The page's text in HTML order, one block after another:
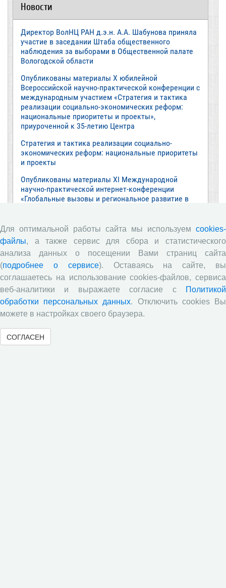
Новости
Директор ВолНЦ РАН д.э.н. А.А. Шабунова приняла
участие в заседании Штаба общественного
наблюдения за выборами в Общественной палате
Вологодской области
Опубликованы материалы X юбилейной
Всероссийской научно-практической конференции с
международным участием «Стратегия и тактика
реализации социально-экономических реформ:
национальные приоритеты и проекты»,
приуроченной к 35-летию Центра
Стратегия и тактика реализации социально-
экономических реформ: национальные приоритеты
и проекты
Опубликованы материалы XI Международной
научно-практической интернет-конференции
«Глобальные вызовы и региональное развитие в
Глобальные вызовы и региональное развитие в
зеркале социологических измерений
Все сообщения »
Обзор научных публикаций
Е.В. Лукин: обзор заметки «Вологодчина
«взлетела» в рейтинге промышленного
производства», газета «Красный север», № 74, 11
июля, 2018 г.
Для оптимальной работы сайта мы используем cookies-
файлы, а также сервис для сбора и статистического
анализа данных о посещении Вами страниц сайта
(подробнее о сервисе). Оставаясь на сайте, вы
соглашаетесь на использование cookies-файлов, сервиса
веб-аналитики и выражаете согласие с
Политикой
обработки персональных данных. Отключить cookies Вы
можете в настройках своего браузера.
СОГЛАСЕН